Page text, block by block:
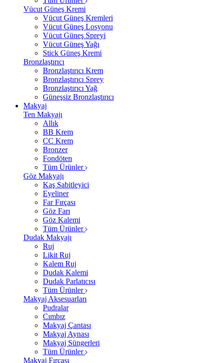
Vücut Güneş Kremi
Vücut Güneş Kremleri
Vücut Güneş Losyonu
Vücut Güneş Spreyi
Vücut Güneş Yağı
Stick Güneş Kremi
Bronzlaştırıcı
Bronzlaştırıcı Krem
Bronzlaştırıcı Sprey
Bronzlaştırıcı Yağ
Güneşsiz Bronzlaştırıcı
Makyaj
Ten Makyajı
Allık
BB Krem
CC Krem
Bronzer
Fondöten
Tüm Ürünler
Göz Makyajı
Kaş Sabitleyici
Eyeliner
Far Fırçası
Göz Farı
Göz Kalemi
Tüm Ürünler
Dudak Makyajı
Ruj
Likit Ruj
Kalem Ruj
Dudak Kalemi
Dudak Parlatıcısı
Tüm Ürünler
Makyaj Aksesuarları
Pudralar
Cımbız
Makyaj Çantası
Makyaj Aynası
Makyaj Süngerleri
Tüm Ürünler
Makyaj Fırçası